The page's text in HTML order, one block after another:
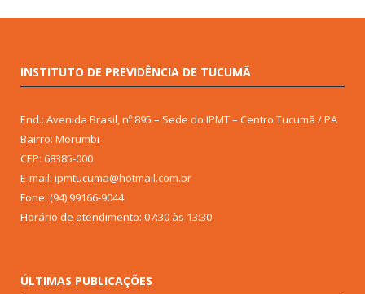
INSTITUTO DE PREVIDÊNCIA DE TUCUMÃ
End.: Avenida Brasil, nº 895 – Sede do IPMT – Centro Tucumã / PA
Bairro: Morumbi
CEP: 68385-000
E-mail: ipmtucuma@hotmail.com.br
Fone: (94) 99166-9044
Horário de atendimento: 07:30 às 13:30
ÚLTIMAS PUBLICAÇÕES